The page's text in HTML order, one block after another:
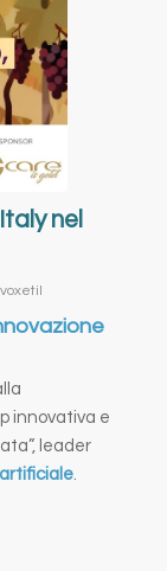
nel
voxetil
innovativa e
leader
.